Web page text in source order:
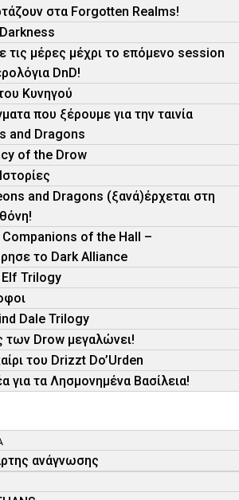
στα Forgotten Realms!
τις μέρες μέχρι το επόμενο session
DnD!
Κυνηγού
που ξέρουμε για την ταινία
and Dragons
of the Drow
and Dragons (ξανά)έρχεται στη
Companions of the Hall –
το Dark Alliance
Trilogy
Dale Trilogy
των Drow μεγαλώνει!
του Drizzt Do’Urden
για τα Λησμονημένα Βασίλεια!
ανάγνωσης